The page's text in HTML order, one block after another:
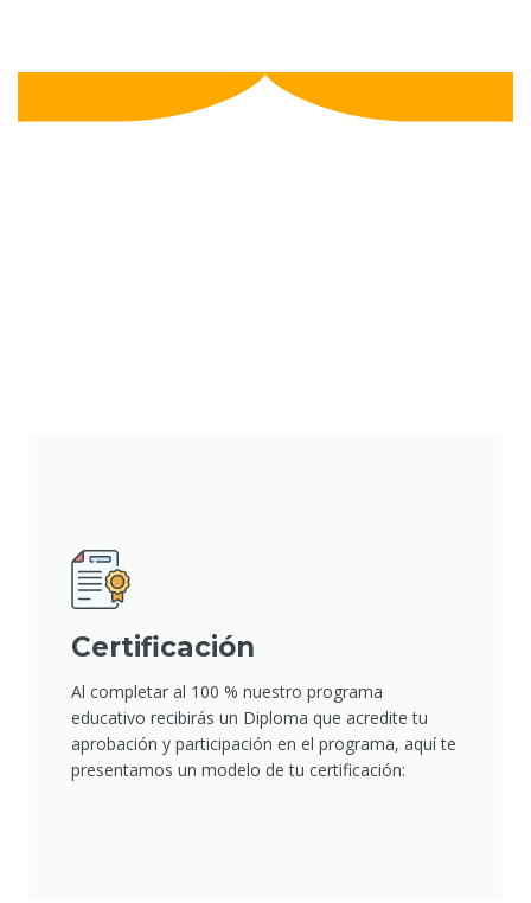
Certificación
Al completar al 100 % nuestro programa
educativo recibirás un Diploma que acredite tu
aprobación y participación en el programa, aquí te
presentamos un modelo de tu certificación: